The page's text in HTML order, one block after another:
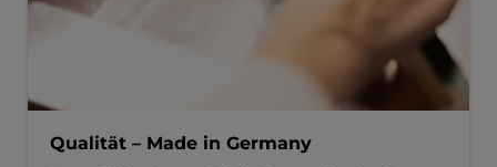
Qualität – Made in Germany